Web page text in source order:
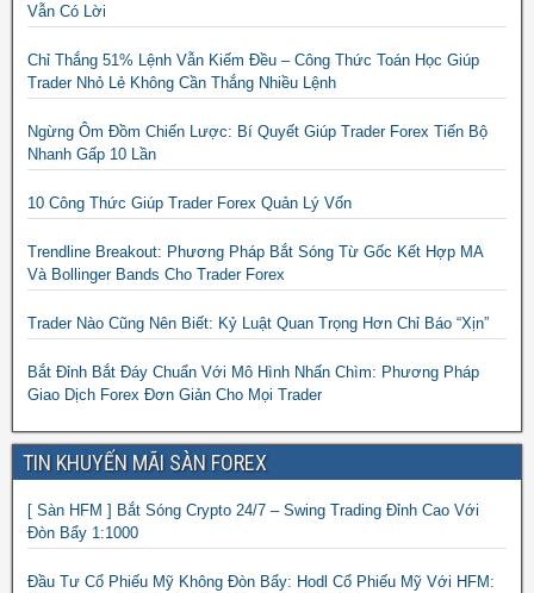
Vẫn Có Lời
Chỉ Thắng 51% Lệnh Vẫn Kiếm Đều – Công Thức Toán Học Giúp
Trader Nhỏ Lẻ Không Cần Thắng Nhiều Lệnh
Ngừng Ôm Đồm Chiến Lược: Bí Quyết Giúp Trader Forex Tiến Bộ
Nhanh Gấp 10 Lần
10 Công Thức Giúp Trader Forex Quản Lý Vốn
Trendline Breakout: Phương Pháp Bắt Sóng Từ Gốc Kết Hợp MA
Và Bollinger Bands Cho Trader Forex
Trader Nào Cũng Nên Biết: Kỷ Luật Quan Trọng Hơn Chỉ Báo “Xịn”
Bắt Đỉnh Bắt Đáy Chuẩn Với Mô Hình Nhấn Chìm: Phương Pháp
Giao Dịch Forex Đơn Giản Cho Mọi Trader
TIN KHUYẾN MÃI SÀN FOREX
[ Sàn HFM ] Bắt Sóng Crypto 24/7 – Swing Trading Đỉnh Cao Với
Đòn Bẩy 1:1000
Đầu Tư Cổ Phiếu Mỹ Không Đòn Bẩy: Hodl Cổ Phiếu Mỹ Với HFM: